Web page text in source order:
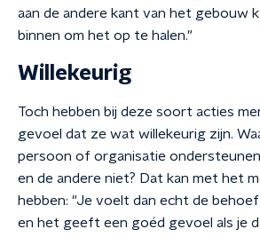
aan de andere kant van het gebouw
binnen om het op te halen."
Willekeurig
Toch hebben bij deze soort acties
gevoel dat ze wat willekeurig zijn.
persoon of organisatie
en de andere niet? Dat kan met het
hebben: "Je voelt dan echt de
en het geeft een goéd gevoel als je